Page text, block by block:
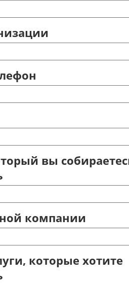
вы
компании
которые хотите